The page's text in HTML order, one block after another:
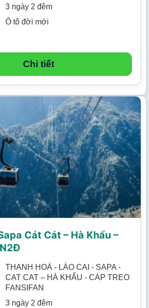
3 ngày 2 đêm
Ô tô đời mới
Chi tiết
Cát Cát – Hà Khẩu –
THANH HOÁ - LÀO CAI - SAPA -
CAT CAT – HÀ KHẨU - CÁP TREO
FANSIFAN
3 ngày 2 đêm